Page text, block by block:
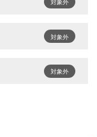
対象外
対象外
対象外